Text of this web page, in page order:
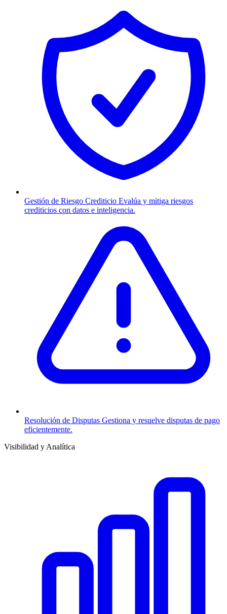
Gestión de Riesgo Crediticio Evalúa y mitiga riesgos
crediticios con datos e inteligencia.
Resolución de Disputas Gestiona y resuelve disputas de pago
eficientemente.
Visibilidad y Analítica